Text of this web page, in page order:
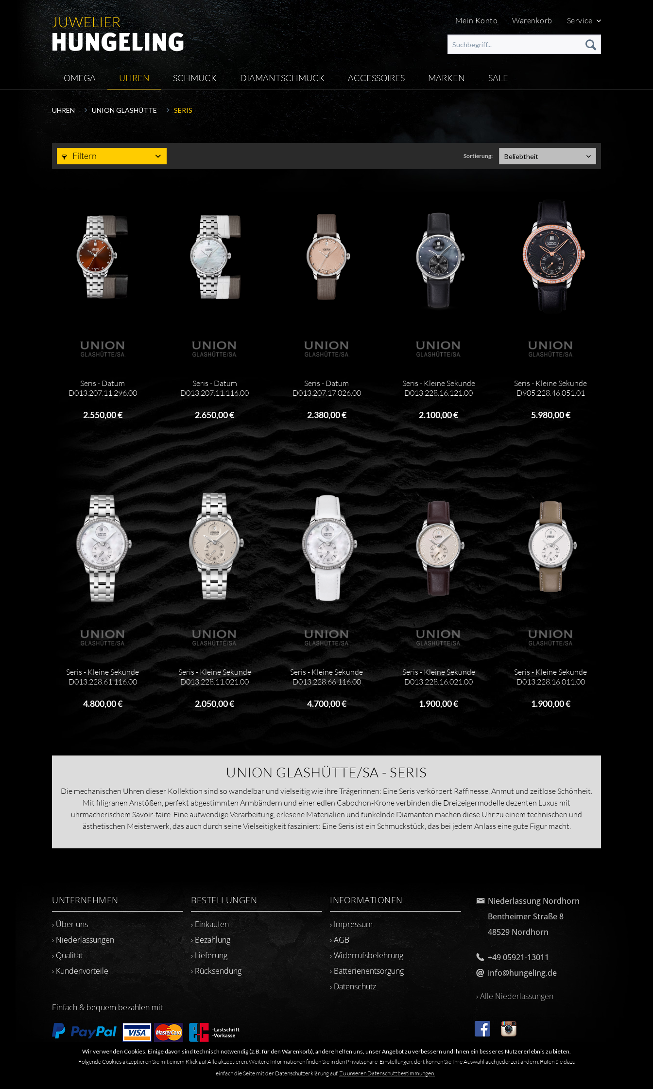
Mein Konto Warenkorb Service
OMEGA UHREN SCHMUCK DIAMANTSCHMUCK ACCESSOIRES MARKEN SALE
UHREN UNION GLASHÜTTE SERIS
Filtern Sortierung: Beliebtheit
Seris - Datum
D013.207.11.296.00
2.550,00 €
Seris - Datum
D013.207.11.116.00
2.650,00 €
Seris - Datum
D013.207.17.026.00
2.380,00 €
Seris - Kleine Sekunde
D013.228.16.121.00
2.100,00 €
Seris - Kleine Sekunde
D905.228.46.051.01
5.980,00 €
Seris - Kleine Sekunde
D013.228.61.116.00
4.800,00 €
Seris - Kleine Sekunde
D013.228.11.021.00
2.050,00 €
Seris - Kleine Sekunde
D013.228.66.116.00
4.700,00 €
Seris - Kleine Sekunde
D013.228.16.021.00
1.900,00 €
Seris - Kleine Sekunde
D013.228.16.011.00
1.900,00 €
UNION GLASHÜTTE/SA - SERIS
Die mechanischen Uhren dieser Kollektion sind so wandelbar und vielseitig wie ihre Trägerinnen: Eine Seris verkörpert Raffinesse, Anmut und zeitlose Schönheit.
Mit filigranen Anstößen, perfekt abgestimmten Armbändern und einer edlen Cabochon-Krone verbinden die Dreizeigermodelle dezenten Luxus mit
uhrmacherischem Savoir-faire. Eine aufwendige Verarbeitung, erlesene Materialien und funkelnde Diamanten machen diese Uhr zu einem technischen und
ästhetischen Meisterwerk, das auch durch seine Vielseitigkeit fasziniert: Eine Seris ist ein Schmuckstück, das bei jedem Anlass eine gute Figur macht.
UNTERNEHMEN
› Über uns
› Niederlassungen
› Qualität
› Kundenvorteile
BESTELLUNGEN
› Einkaufen
› Bezahlung
› Lieferung
› Rücksendung
INFORMATIONEN
› Impressum
› AGB
› Widerrufsbelehrung
› Batterienentsorgung
› Datenschutz
Niederlassung Nordhorn
Bentheimer Straße 8
48529 Nordhorn
+49 05921-13011
info@hungeling.de
› Alle Niederlassungen
Einfach & bequem bezahlen mit
​Letzte Aktualisierung: 06.2026
Wir verwenden Cookies. Einige davon sind technisch notwendig (z.B. für den Warenkorb), andere helfen uns, unser Angebot zu verbessern und Ihnen ein besseres Nutzererlebnis zu bieten.
Folgende Cookies akzeptieren Sie mit einem Klick auf Alle akzeptieren. Weitere Informationen finden Sie in den Privatsphäre-Einstellungen, dort können Sie Ihre Auswahl auch jederzeit ändern. Rufen Sie dazu
einfach die Seite mit der Datenschutzerklärung auf.Zu unseren Datenschutzbestimmungen.